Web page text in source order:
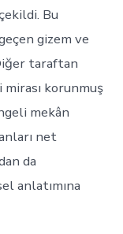
Bu
gizem ve
taraftan
korunmuş
mekân
net
da
anlatımına